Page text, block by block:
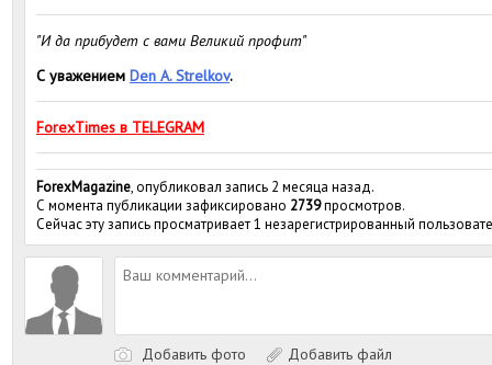
"И да прибудет с вами Великий профит"
С уважением Den A. Strelkov.
ForexTimes в TELEGRAM
ForexMagazine, опубликовал запись 2 месяца назад.
С момента публикации зафиксировано 2739просмотров.
Сейчас эту запись просматривает 1 незарегистрированный
Добавить фото Добавить файл